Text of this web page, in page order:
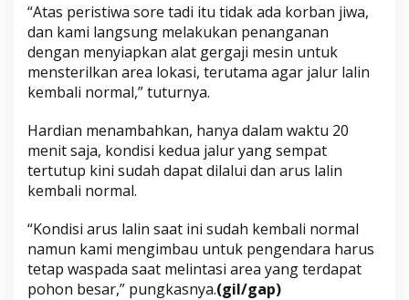
“Atas peristiwa sore tadi itu tidak ada korban jiwa,
dan kami langsung melakukan penanganan
dengan menyiapkan alat gergaji mesin untuk
mensterilkan area lokasi, terutama agar jalur lalin
kembali normal,” tuturnya.
Hardian menambahkan, hanya dalam waktu 20
menit saja, kondisi kedua jalur yang sempat
tertutup kini sudah dapat dilalui dan arus lalin
kembali normal.
“Kondisi arus lalin saat ini sudah kembali normal
namun kami mengimbau untuk pengendara harus
tetap waspada saat melintasi area yang terdapat
pohon besar,” pungkasnya.(gil/gap)